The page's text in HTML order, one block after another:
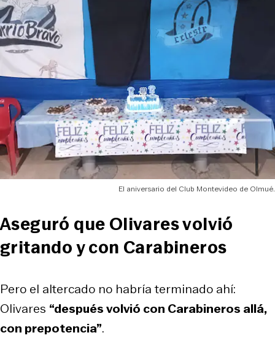
El aniversario del Club Montevideo de Olmué.
Aseguró que Olivares volvió
gritando y con Carabineros
Pero el altercado no habría terminado ahí:
Olivares “después volvió con Carabineros allá,
con prepotencia”.